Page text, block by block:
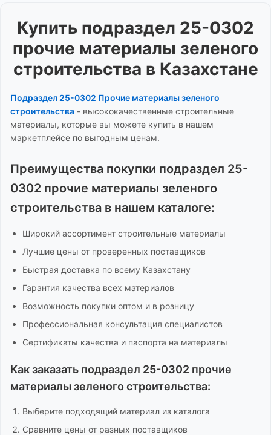
Купить подраздел 25-0302
прочие материалы зеленого
строительства в Казахстане
Подраздел 25-0302 Прочие материалы зеленого
строительства - высококачественные строительные
материалы, которые вы можете купить в нашем
маркетплейсе по выгодным ценам.
Преимущества покупки подраздел 25-
0302 прочие материалы зеленого
строительства в нашем каталоге:
Широкий ассортимент строительные материалы
Лучшие цены от проверенных поставщиков
Быстрая доставка по всему Казахстану
Гарантия качества всех материалов
Возможность покупки оптом и в розницу
Профессиональная консультация специалистов
Сертификаты качества и паспорта на материалы
Как заказать подраздел 25-0302 прочие
материалы зеленого строительства:
Выберите подходящий материал из каталога
Сравните цены от разных поставщиков